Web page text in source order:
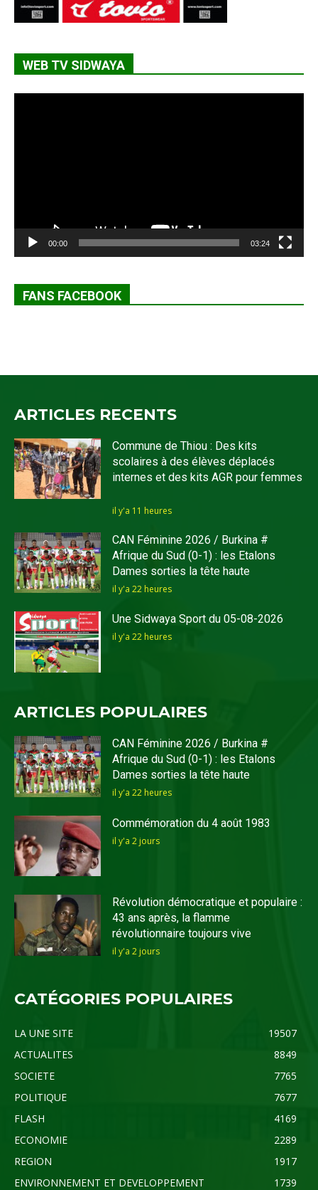
WEB TV SIDWAYA
00:00 03:24
FANS FACEBOOK
ARTICLES RECENTS
Commune de Thiou : Des kits
scolaires à des élèves déplacés
internes et des kits AGR pour femmes
il y'a 11 heures
CAN Féminine 2026 / Burkina #
Afrique du Sud (0-1) : les Etalons
Dames sorties la tête haute
il y'a 22 heures
Une Sidwaya Sport du 05-08-2026
il y'a 22 heures
ARTICLES POPULAIRES
CAN Féminine 2026 / Burkina #
Afrique du Sud (0-1) : les Etalons
Dames sorties la tête haute
il y'a 22 heures
Commémoration du 4 août 1983
il y'a 2 jours
Révolution démocratique et populaire :
43 ans après, la flamme
révolutionnaire toujours vive
il y'a 2 jours
CATÉGORIES POPULAIRES
LA UNE SITE
19507
ACTUALITES
8849
SOCIETE
7765
POLITIQUE
7677
FLASH
4169
ECONOMIE
2289
REGION
1917
ENVIRONNEMENT ET DEVELOPPEMENT
1739